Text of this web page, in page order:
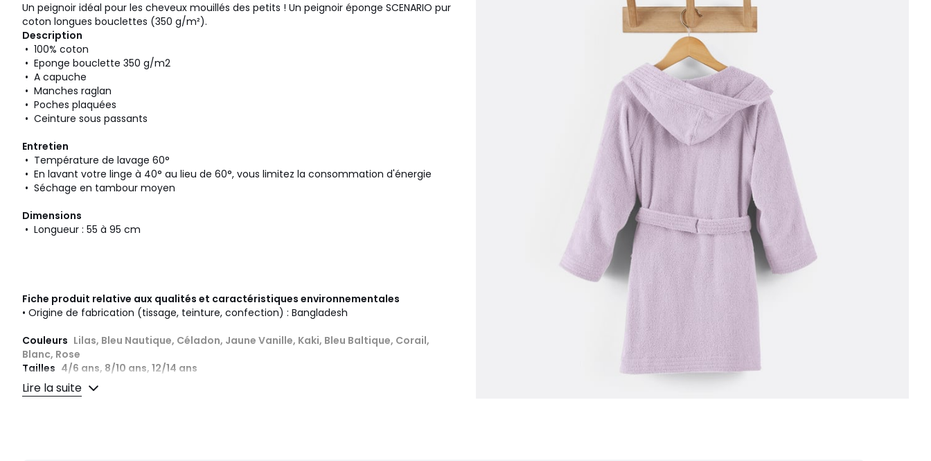
Un peignoir idéal pour les cheveux mouillés des petits ! Un peignoir éponge SCENARIO pur
coton longues bouclettes (350 g/m²).
Description
• 100% coton
• Eponge bouclette 350 g/m2
• A capuche
• Manches raglan
• Poches plaquées
• Ceinture sous passants
Entretien
• Température de lavage 60°
• En lavant votre linge à 40° au lieu de 60°, vous limitez la consommation d'énergie
• Séchage en tambour moyen
Dimensions
• Longueur : 55 à 95 cm
Fiche produit relative aux qualités et caractéristiques environnementales
• Origine de fabrication (tissage, teinture, confection) : Bangladesh
Couleurs Lilas, Bleu Nautique, Céladon, Jaune Vanille, Kaki, Bleu Baltique, Corail,
Blanc, Rose
Tailles 4/6 ans, 8/10 ans, 12/14 ans
Caractéristiques environnementales de l’emballage
Lire la suite